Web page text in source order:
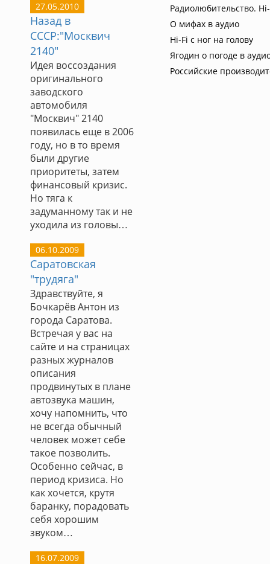
27.05.2010
Назад в
СССР:"Москвич
2140"
Идея воссоздания
оригинального
заводского
автомобиля
"Москвич" 2140
появилась еще в 2006
году, но в то время
были другие
приоритеты, затем
финансовый кризис.
Но тяга к
задуманному так и не
уходила из головы…
06.10.2009
Саратовская
"трудяга"
Здравствуйте, я
Бочкарёв Антон из
города Саратова.
Встречая у вас на
сайте и на страницах
разных журналов
описания
продвинутых в плане
автозвука машин,
хочу напомнить, что
не всегда обычный
человек может себе
такое позволить.
Особенно сейчас, в
период кризиса. Но
как хочется, крутя
баранку, порадовать
себя хорошим
звуком…
16.07.2009
Радиолюбительство.
О мифах в аудио
Hi-Fi с ног на голову
Ягодин о погоде в
Российские